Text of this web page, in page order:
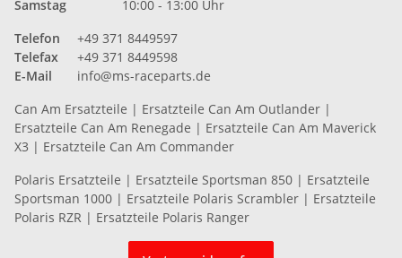
Samstag
10:00 - 13:00 Uhr
Telefon
+49 371 8449597
Telefax
+49 371 8449598
E-Mail
info@ms-raceparts.de
Can Am Ersatzteile | Ersatzteile Can Am Outlander |
Ersatzteile Can Am Renegade | Ersatzteile Can Am Maverick
X3 | Ersatzteile Can Am Commander
Polaris Ersatzteile | Ersatzteile Sportsman 850 | Ersatzteile
Sportsman 1000 | Ersatzteile Polaris Scrambler | Ersatzteile
Polaris RZR | Ersatzteile Polaris Ranger